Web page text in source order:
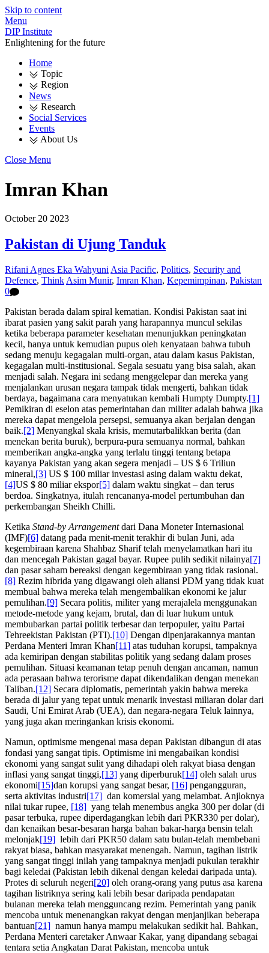
Skip to content
Menu
DIP Institute
Enlightening for the future
Home
Topic
Region
News
Research
Social Services
Events
About Us
Close Menu
Imran Khan
October 20 2023
Pakistan di Ujung Tanduk
Rifani Agnes Eka Wahyuni Asia Pacific, Politics, Security and
Defence, Think Asim Munir, Imran Khan, Kepemimpinan, Pakistan
0
Pakistan berada dalam spiral kematian. Kondisi Pakistan saat ini
ibarat pasien yang sakit parah yang harapannya muncul sekilas
ketika beberapa parameter kesehatan menunjukkan peningkatan
kecil, hanya untuk kemudian pupus oleh kenyataan bahwa tubuh
sedang menuju kegagalan multi-organ, atau dalam kasus Pakistan,
kegagalan multi-institusional. Segala sesuatu yang bisa salah, akan
menjadi salah. Negara ini sedang menggelepar dan mereka yang
menjalankan urusan negara tampak tidak mengerti, bahkan tidak
berdaya, bagaimana cara menyatukan kembali Humpty Dumpty.[1]
Pemikiran di eselon atas pemerintahan dan militer adalah bahwa jika
mereka dapat mengelola persepsi, semuanya akan berjalan dengan
baik.[2] Menyangkal skala krisis, memutarbalikkan berita (dan
menekan berita buruk), berpura-pura semuanya normal, bahkan
memberikan angka-angka yang terlalu tinggi tentang betapa
kayanya Pakistan yang akan segera menjadi – US $ 6 Triliun
mineral,[3] US $ 100 miliar investasi asing dalam waktu dekat,
[4]US $ 80 miliar ekspor[5] dalam waktu singkat – dan terus
berdoa. Singkatnya, itulah rencananya-model pertumbuhan dan
perkembangan Sheikh Chilli.
Ketika Stand-by Arrangementdari Dana Moneter Internasional
(IMF)[6] datang pada menit-menit terakhir di bulan Juni, ada
kegembiraan karena Shahbaz Sharif telah menyelamatkan hari itu
dan mencegah Pakistan gagal bayar. Rupee pulih sedikit nilainya[7]
dan pasar saham bereaksi dengan kegembiraan yang tidak rasional.
[8] Rezim hibrida yang digawangi oleh aliansi PDM yang tidak kuat
membual bahwa mereka telah mengembalikan ekonomi ke jalur
pemulihan.[9] Secara politis, militer yang merajalela menggunakan
metode-metode yang kejam, brutal, dan di luar hukum untuk
membubarkan partai politik terbesar dan terpopuler, yaitu Partai
Tehreekistan Pakistan (PTI).[10] Dengan dipenjarakannya mantan
Perdana Menteri Imran Khan[11] atas tuduhan korupsi, tampaknya
ada kemiripan dengan stabilitas politik yang sedang dalam proses
pemulihan. Situasi keamanan tetap penuh dengan ancaman, namun
ada perasaan bahwa terorisme dapat dikendalikan dengan menekan
Taliban.[12] Secara diplomatis, pemerintah yakin bahwa mereka
berada di jalur yang tepat untuk menarik investasi miliaran dolar dari
Saudi, Uni Emirat Arab (UEA), dan negara-negara Teluk lainnya,
yang juga akan meringankan krisis ekonomi.
Namun, optimisme mengenai masa depan Pakistan dibangun di atas
fondasi yang sangat tipis. Optimisme ini mengabaikan kondisi
ekonomi yang sangat sulit yang dihadapi oleh rakyat biasa dengan
inflasi yang sangat tinggi,[13] yang diperburuk[14] oleh salah urus
ekonomi[15]dan korupsi yang sangat besar, [16] pengangguran,
serta aktivitas industri[17] dan komersial yang melambat. Anjloknya
nilai tukar rupee, [18] yang telah menembus angka 300 per dolar (di
pasar terbuka, rupee diperdagangkan lebih dari PKR330 per dolar),
dan kenaikan besar-besaran harga bahan bakar-harga bensin telah
melonjak[19] lebih dari PKR50 dalam satu bulan-telah membebani
rakyat biasa, bahkan masyarakat menengah. Namun, tagihan listrik
yang sangat tinggi inilah yang tampaknya menjadi pukulan terakhir
bagi keledai (Pakistan lebih dikenal dengan keledai daripada unta).
Protes di seluruh negeri[20] oleh orang-orang yang putus asa karena
tagihan listriknya sering kali lebih besar daripada pendapatan
bulanan mereka telah mengguncang rezim. Pemerintah yang panik
mencoba untuk menenangkan rakyat dengan menjanjikan beberapa
bantuan[21] namun hanya mampu melakukan sedikit hal. Bahkan,
Perdana Menteri caretaker Anwaar Kakar, yang dipandang sebagai
tentara setia Angkatan Darat Pakistan, mencoba untuk